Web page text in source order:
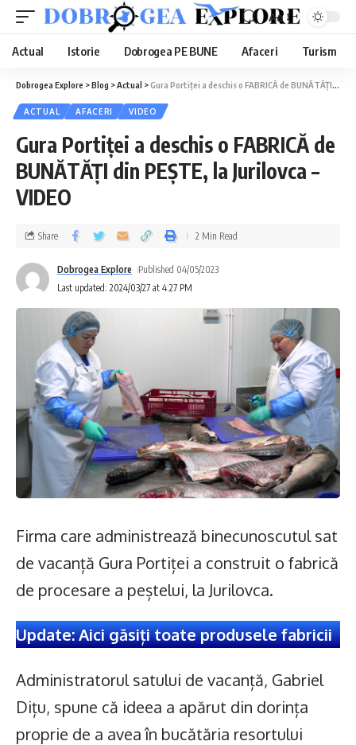
Aa
Actual Istorie Dobrogea PE BUNE Afaceri Turism
Dobrogea Explore >Blog >Actual >Gura Portiței a deschis o FABRICĂ de BUNĂTĂȚI din PEȘTE, la Jurilovca – VIDEO
ACTUAL AFACERI VIDEO
Gura Portiței a deschis o FABRICĂ de
BUNĂTĂȚI din PEȘTE, la Jurilovca –
VIDEO
Last updated: 2024/03/27 at 4:27 PM
Dobrogea Explore Published 04/05/2023
Share 2 Min Read
Firma care administrează binecunoscutul sat
de vacanță Gura Portiței a construit o fabrică
de procesare a peștelui, la Jurilovca.
Update: Aici găsiți toate produsele fabricii
Administratorul satului de vacanță, Gabriel
Dițu, spune că ideea a apărut din dorința
proprie de a avea în bucătăria resortului